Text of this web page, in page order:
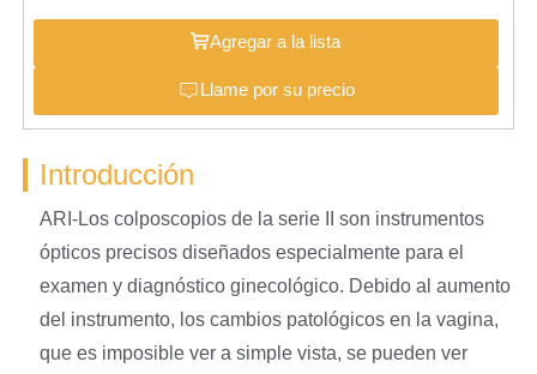
Agregar a la lista
Llame por su precio
Introducción
ARI-Los colposcopios de la serie II son instrumentos
ópticos precisos diseñados especialmente para el
examen y diagnóstico ginecológico. Debido al aumento
del instrumento, los cambios patológicos en la vagina,
que es imposible ver a simple vista, se pueden ver